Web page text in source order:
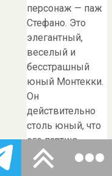
персонаж — паж
Стефано. Это
элегантный,
веселый и
бесстрашный
юный Монтекки.
Он
действительно
столь юный, что
его партию
исполняет
сопрано. Сцена